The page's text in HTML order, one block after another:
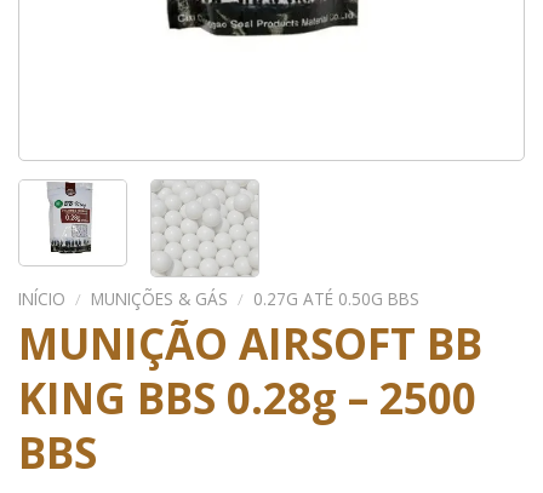
INÍCIO / MUNIÇÕES & GÁS / 0.27G ATÉ 0.50G BBS
MUNIÇÃO AIRSOFT BB
KING BBS 0.28g – 2500
BBS